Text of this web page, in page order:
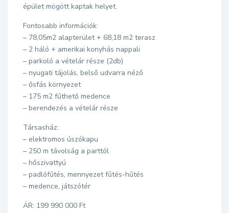
épület mögött kaptak helyet.
Fontosabb információk:
– 78,05m2 alapterület + 68,18 m2 terasz
– 2 háló + amerikai konyhás nappali
– parkoló a vételár része (2db)
– nyugati tájolás, belső udvarra néző
– ősfás környezet
– 175 m2 fűthető medence
– berendezés a vételár része
Társasház:
– elektromos úszókapu
– 250 m távolság a parttól
– hőszivattyú
– padlófűtés, mennyezet fűtés-hűtés
– medence, játszótér
ÁR: 199 990 000 Ft